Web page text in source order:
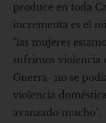
produce en toda
incrementa es el
"las mujeres
sufrimos violencia
Guerra- no se
violencia
avanzado mucho".